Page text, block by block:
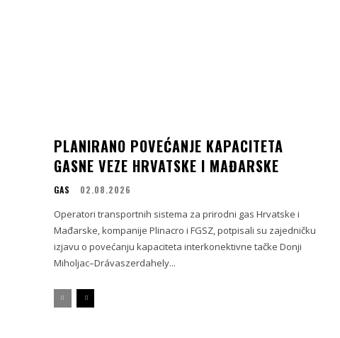
PLANIRANO POVEĆANJE KAPACITETA
GASNE VEZE HRVATSKE I MAĐARSKE
GAS 02.08.2026
Operatori transportnih sistema za prirodni gas Hrvatske i
Mađarske, kompanije Plinacro i FGSZ, potpisali su zajedničku
izjavu o povećanju kapaciteta interkonektivne tačke Donji
Miholjac–Drávaszerdahely...